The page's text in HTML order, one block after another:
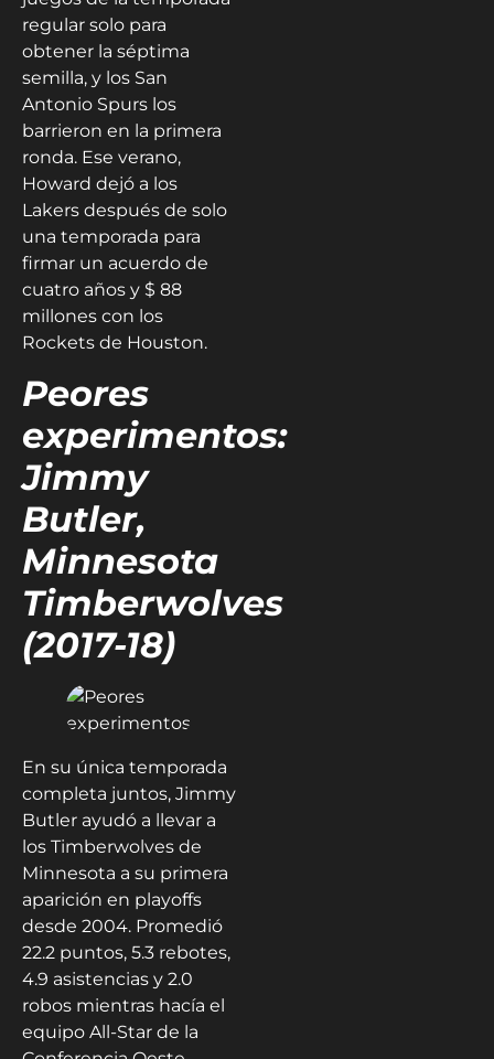
regular solo para
obtener la séptima
semilla, y los San
Antonio Spurs los
barrieron en la primera
ronda. Ese verano,
Howard dejó a los
Lakers después de solo
una temporada para
firmar un acuerdo de
cuatro años y $ 88
millones con los
Rockets de Houston.
Peores
experimentos:
Jimmy
Butler,
Minnesota
Timberwolves
(2017-18)
En su única temporada
completa juntos, Jimmy
Butler ayudó a llevar a
los Timberwolves de
Minnesota a su primera
aparición en playoffs
desde 2004. Promedió
22.2 puntos, 5.3 rebotes,
4.9 asistencias y 2.0
robos mientras hacía el
equipo All-Star de la